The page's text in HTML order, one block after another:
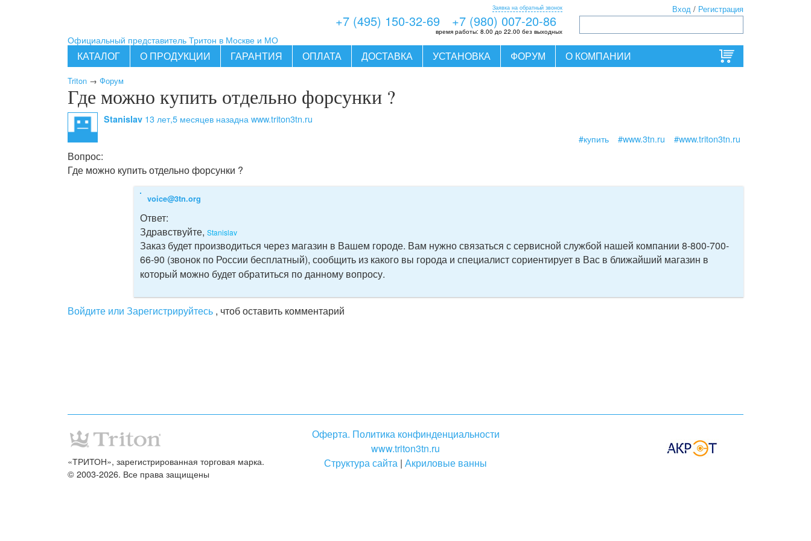
Официальный представитель Тритон в Москве и МО
+7 (495) 150-32-69 +7 (980) 007-20-86
Заявка на обратный звонок
время работы: 8.00 до 22.00 без выходных
Вход / Регистрация
КАТАЛОГ О ПРОДУКЦИИ ГАРАНТИЯ ОПЛАТА ДОСТАВКА УСТАНОВКА ФОРУМ О КОМПАНИИ
Triton → Форум
Где можно купить отдельно форсунки ?
Stanislav 13 лет,5 месяцев назадна www.triton3tn.ru
#купить
#www.3tn.ru #www.triton3tn.ru
Вопрос:
Где можно купить отдельно форсунки ?
voice@3tn.org
Ответ:
Здравствуйте, Stanislav
Заказ будет производиться через магазин в Вашем городе. Вам нужно связаться с сервисной службой нашей компании 8-800-700-
66-90 (звонок по России бесплатный), сообщить из какого вы города и специалист сориентирует в Вас в ближайший магазин в
который можно будет обратиться по данному вопросу.
Войдите или Зарегистрируйтесь , чтоб оставить комментарий
Оферта. Политика конфинденциальности
www.triton3tn.ru
Структура сайта | Акриловые ванны
«ТРИТОН», зарегистрированная торговая марка.
© 2003-2026. Все права защищены